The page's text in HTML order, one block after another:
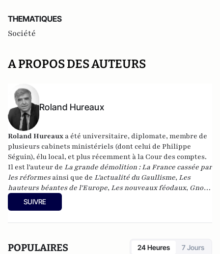
THEMATIQUES
Société
A PROPOS DES AUTEURS
Roland Hureaux
Roland Hureaux a été universitaire, diplomate, membre de
plusieurs cabinets ministériels (dont celui de Philippe
Séguin), élu local, et plus récemment à la Cour des comptes.
Il est l'auteur de La grande démolition : La France cassée par
les réformes ainsi que de L'actualité du Gaullisme, Les
hauteurs béantes de l'Europe, Les nouveaux féodaux, Gnose
et gnostiques des origines à nos jours
SUIVRE
POPULAIRES 24 Heures 7 Jours